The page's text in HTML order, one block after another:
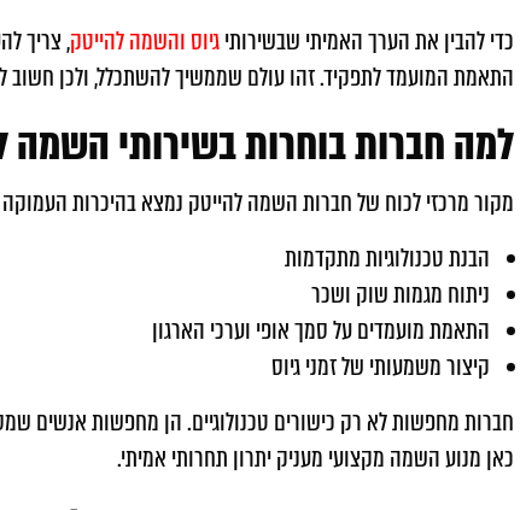
כדי להבין את הערך האמיתי שבשירותיגיוס והשמה להייטק, צריך
התאמת המועמד לתפקיד. זהו עולם שממשיך להשתכלל, ולכן חשוב
למה חברות בוחרות בשירותי השמה
מקור מרכזי לכוח של חברות השמה להייטק נמצא בהיכרות
הבנת טכנולוגיות מתקדמות
ניתוח מגמות שוק ושכר
התאמת מועמדים על סמך אופי וערכי הארגון
קיצור משמעותי של זמני גיוס
חברות מחפשות לא רק כישורים טכנולוגיים. הן מחפשות אנשים
כאן מנוע השמה מקצועי מעניק יתרון תחרותי אמיתי.